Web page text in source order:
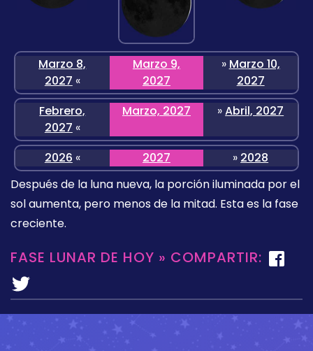
Marzo 8,
2027 «
Marzo 9,
2027
» Marzo 10,
2027
Febrero,
2027 «
Marzo, 2027 »Abril, 2027
2026 « 2027 » 2028
Después de la luna nueva, la porción iluminada por el
sol aumenta, pero menos de la mitad. Esta es la fase
creciente.
FASE LUNAR DE HOY » COMPARTIR: